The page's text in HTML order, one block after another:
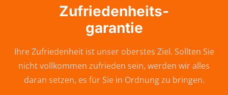
Zufriedenheits-
garantie
Ihre Zufriedenheit ist unser oberstes Ziel. Sollten Sie
nicht vollkommen zufrieden sein, werden wir alles
daran setzen, es für Sie in Ordnung zu bringen.